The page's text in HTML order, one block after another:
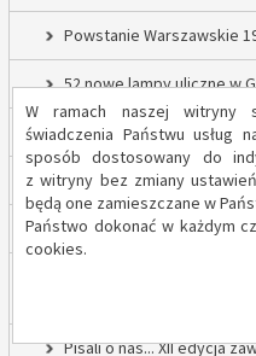
W ramach naszej witryny
świadczenia Państwu usług
sposób dostosowany do
z witryny bez zmiany
będą one zamieszczane w
Państwo dokonać w każdym
cookies.
Powstanie Warszawskie
52 nowe lampy uliczne w
Inwestycja drogowa w
Trwają inwestycje w
„Modernizacja
Strażacy z OSP Iłów
Pisali o nas... XII edycja